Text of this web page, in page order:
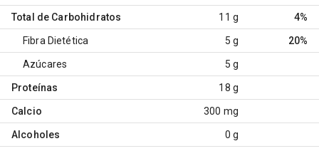
Total de Carbohidratos 11 g 4%
Fibra Dietética 5 g 20%
Azúcares 5 g
Proteínas 18 g
Calcio 300 mg
Alcoholes 0 g